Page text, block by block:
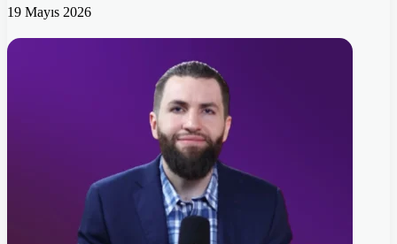
19 Mayıs 2026